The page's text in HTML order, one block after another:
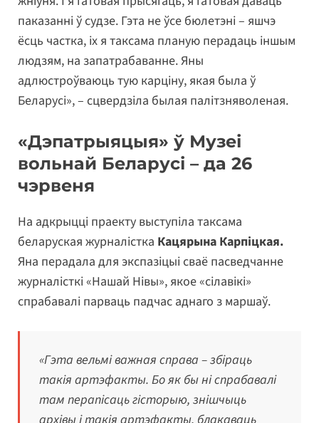
паказанні ў судзе. Гэта не ўсе бюлетэні – яшчэ
ёсць частка, іх я таксама планую перадаць іншым
людзям, на запатрабаванне. Яны
адлюстроўваюць тую карціну, якая была ў
Беларусі», – сцвердзіла былая палітзняволеная.
«Дэпатрыяцыя» ў Музеі
вольнай Беларусі – да 26
чэрвеня
На адкрыцці праекту выступіла таксама
беларуская журналістка Кацярына Карпіцкая.
Яна перадала для экспазіцыі сваё пасведчанне
журналісткі «Нашай Нівы», якое «сілавікі»
спрабавалі парваць падчас аднаго з маршаў.
«Гэта вельмі важная справа – збіраць
такія артэфакты. Бо як бы ні спрабавалі
там перапісаць гісторыю, знішчыць